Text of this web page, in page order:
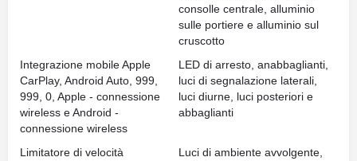
consolle centrale, alluminio
sulle portiere e alluminio sul
cruscotto
Integrazione mobile Apple
CarPlay, Android Auto, 999,
999, 0, Apple - connessione
wireless e Android -
connessione wireless
LED di arresto, anabbaglianti,
luci di segnalazione laterali,
luci diurne, luci posteriori e
abbaglianti
Limitatore di velocità
Luci di ambiente avvolgente,